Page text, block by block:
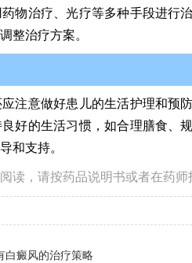
物治疗、光疗等多种手段进行
整治疗方案。
注意做好患儿的生活护理和预
好的生活习惯，如合理膳食、
和支持。
读，请按药品说明书或者在药师
白癜风的治疗策略